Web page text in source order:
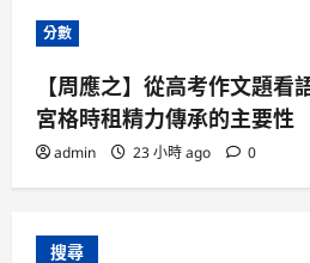
分數
【周應之】從高考作文題看
宮格時租精力傳承的主要性
admin 23 小時 ago 0
搜尋